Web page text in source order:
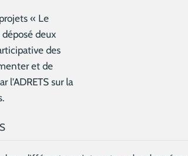
« Le
deux
des
et de
l'ADRETS sur la